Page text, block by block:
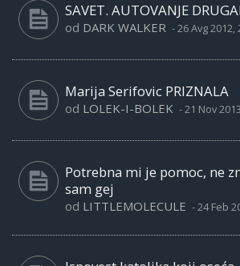
SAVET. AUTOVANJE
od DARK WALKER -26 Avg 2012,
Marija Serifovic PRIZNALA
od LOLEK-I-BOLEK -21 Nov
Potrebna mi je pomoc, ne
sam gej
od LITTLEMOLECULE -24 Feb